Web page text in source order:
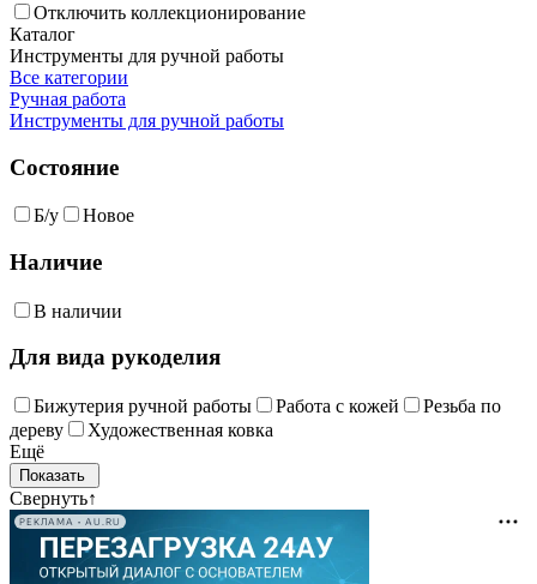
Отключить коллекционирование
Каталог
Инструменты для ручной работы
Все категории
Ручная работа
Инструменты для ручной работы
Состояние
Б/у Новое
Наличие
В наличии
Для вида рукоделия
Бижутерия ручной работы Работа с кожей
Резьба по
дереву
Художественная ковка
Ещё
Свернуть↑
РЕКЛАМА • AU.RU